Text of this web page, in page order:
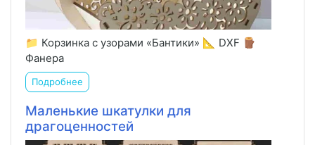
📁 Корзинка с узорами «Бантики» 📐 DXF 🪵
Фанера
Подробнее
Маленькие шкатулки для
драгоценностей